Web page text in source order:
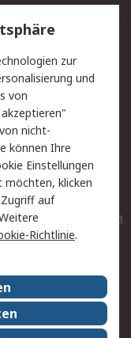
Batterien
Center
zur
und
von
nicht-
können Ihre
Einstellungen
möchten, klicken
auf
Richtlinie.